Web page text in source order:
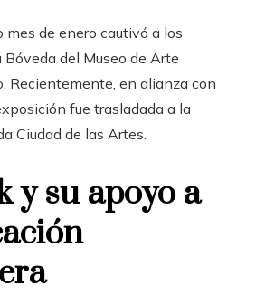
mes de enero cautivó a los
del Museo de Arte
Recientemente, en alianza con
fue trasladada a la
Ciudad de las Artes.
y su apoyo a